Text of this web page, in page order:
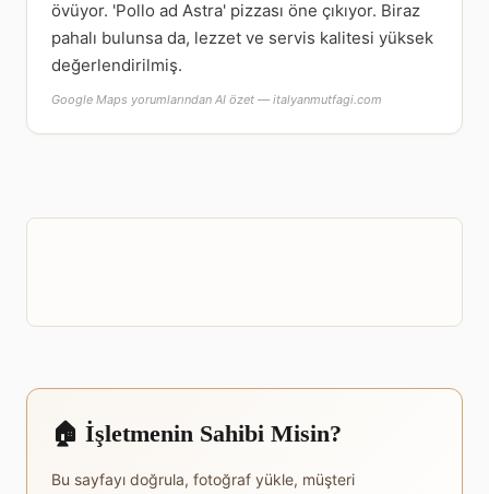
övüyor. 'Pollo ad Astra' pizzası öne çıkıyor. Biraz
pahalı bulunsa da, lezzet ve servis kalitesi yüksek
değerlendirilmiş.
Google Maps yorumlarından AI özet — italyanmutfagi.com
🏠 İşletmenin Sahibi Misin?
Bu sayfayı doğrula, fotoğraf yükle, müşteri